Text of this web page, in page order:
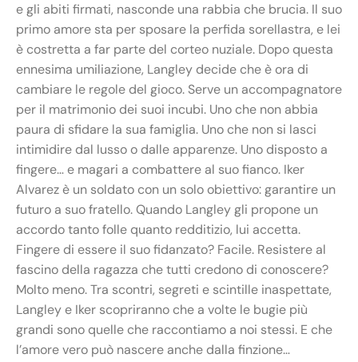
e gli abiti firmati, nasconde una rabbia che brucia. Il suo
primo amore sta per sposare la perfida sorellastra, e lei
è costretta a far parte del corteo nuziale. Dopo questa
ennesima umiliazione, Langley decide che è ora di
cambiare le regole del gioco. Serve un accompagnatore
per il matrimonio dei suoi incubi. Uno che non abbia
paura di sfidare la sua famiglia. Uno che non si lasci
intimidire dal lusso o dalle apparenze. Uno disposto a
fingere… e magari a combattere al suo fianco. Iker
Alvarez è un soldato con un solo obiettivo: garantire un
futuro a suo fratello. Quando Langley gli propone un
accordo tanto folle quanto redditizio, lui accetta.
Fingere di essere il suo fidanzato? Facile. Resistere al
fascino della ragazza che tutti credono di conoscere?
Molto meno. Tra scontri, segreti e scintille inaspettate,
Langley e Iker scopriranno che a volte le bugie più
grandi sono quelle che raccontiamo a noi stessi. E che
l’amore vero può nascere anche dalla finzione…